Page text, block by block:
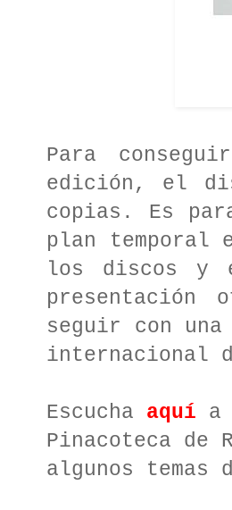
Para
edición, el
copias. Es
plan temporal
los discos y
seguir con
internacional
Escucha aquí a
Pinacoteca de
algunos